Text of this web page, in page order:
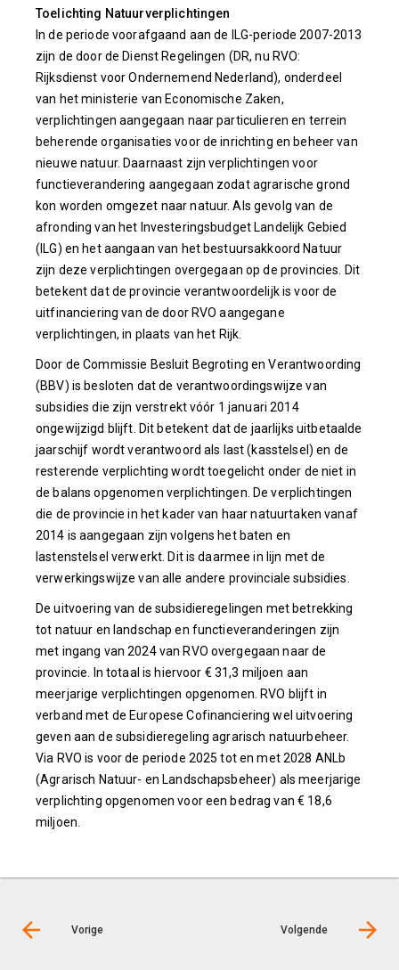
Toelichting Natuurverplichtingen
In de periode voorafgaand aan de ILG-periode 2007-2013
zijn de door de Dienst Regelingen (DR, nu RVO:
Rijksdienst voor Ondernemend Nederland), onderdeel
van het ministerie van Economische Zaken,
verplichtingen aangegaan naar particulieren en terrein
beherende organisaties voor de inrichting en beheer van
nieuwe natuur. Daarnaast zijn verplichtingen voor
functieverandering aangegaan zodat agrarische grond
kon worden omgezet naar natuur. Als gevolg van de
afronding van het Investeringsbudget Landelijk Gebied
(ILG) en het aangaan van het bestuursakkoord Natuur
zijn deze verplichtingen overgegaan op de provincies. Dit
betekent dat de provincie verantwoordelijk is voor de
uitfinanciering van de door RVO aangegane
verplichtingen, in plaats van het Rijk.
Door de Commissie Besluit Begroting en Verantwoording
(BBV) is besloten dat de verantwoordingswijze van
subsidies die zijn verstrekt vóór 1 januari 2014
ongewijzigd blijft. Dit betekent dat de jaarlijks uitbetaalde
jaarschijf wordt verantwoord als last (kasstelsel) en de
resterende verplichting wordt toegelicht onder de niet in
de balans opgenomen verplichtingen. De verplichtingen
die de provincie in het kader van haar natuurtaken vanaf
2014 is aangegaan zijn volgens het baten en
lastenstelsel verwerkt. Dit is daarmee in lijn met de
verwerkingswijze van alle andere provinciale subsidies.
De uitvoering van de subsidieregelingen met betrekking
tot natuur en landschap en functieveranderingen zijn
met ingang van 2024 van RVO overgegaan naar de
provincie. In totaal is hiervoor € 31,3 miljoen aan
meerjarige verplichtingen opgenomen. RVO blijft in
verband met de Europese Cofinanciering wel uitvoering
geven aan de subsidieregeling agrarisch natuurbeheer.
Via RVO is voor de periode 2025 tot en met 2028 ANLb
(Agrarisch Natuur- en Landschapsbeheer) als meerjarige
verplichting opgenomen voor een bedrag van € 18,6
miljoen.
Vorige Volgende